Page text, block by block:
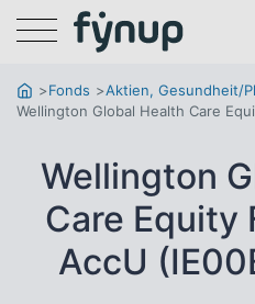
Menu
Fonds Aktien, Gesundheit/
Wellington Global Health Care
Wellington
Care Equity
AccU